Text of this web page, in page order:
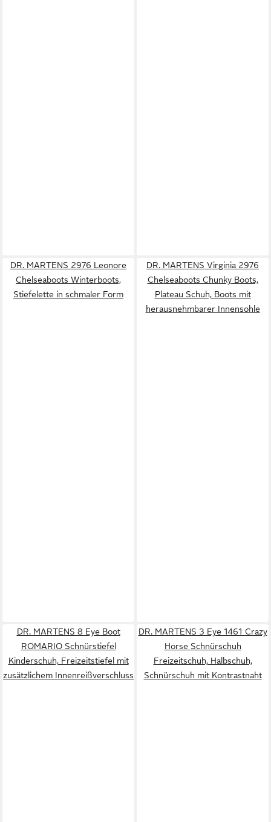
DR. MARTENS 2976 Leonore
Chelseaboots Winterboots,
Stiefelette in schmaler Form
DR. MARTENS Virginia 2976
Chelseaboots Chunky Boots,
Plateau Schuh, Boots mit
herausnehmbarer Innensohle
DR. MARTENS 8 Eye Boot
ROMARIO Schnürstiefel
Kinderschuh, Freizeitstiefel mit
zusätzlichem Innenreißverschluss
DR. MARTENS 3 Eye 1461 Crazy
Horse Schnürschuh
Freizeitschuh, Halbschuh,
Schnürschuh mit Kontrastnaht